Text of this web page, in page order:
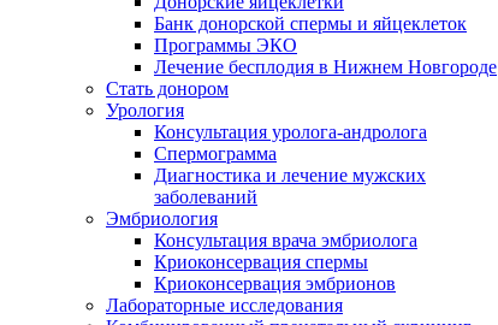
Банк донорской спермы и яйцеклеток
Программы ЭКО
Лечение бесплодия в Нижнем Новгороде
Стать донором
Урология
Консультация уролога-андролога
Спермограмма
Диагностика и лечение мужских
заболеваний
Эмбриология
Консультация врача эмбриолога
Криоконсервация спермы
Криоконсервация эмбрионов
Лабораторные исследования